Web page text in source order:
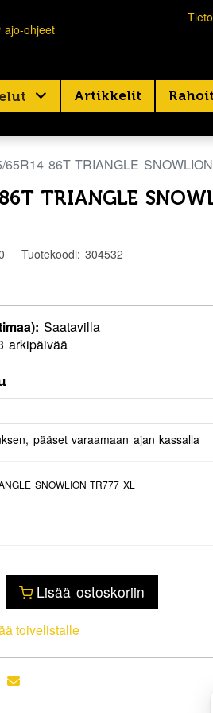
ajo-ohjeet
Artikkelit
65R14 86T TRIANGLE
TRIANGLE
Tuotekoodi: 304532
Saatavilla
arkipäivää
pääset varaamaan ajan kassalla
SNOWLION TR777 XL
Lisää ostoskoriin
toivelistalle